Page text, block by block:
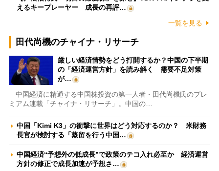
えるキープレーヤー 成長の再評…
一覧を見る
田代尚機のチャイナ・リサーチ
厳しい経済情勢をどう打開するか？中国の下半期
の「経済運営方針」を読み解く 需要不足対策
が…
中国経済に精通する中国株投資の第一人者・田代尚機氏のプレ
ミアム連載「チャイナ・リサーチ」。中国の…
中国「Kimi K3」の衝撃に世界はどう対応するのか？ 米財務
長官が検討する「蒸留を行う中国…
中国経済“予想外の低成長”で政策のテコ入れ必至か 経済運営
方針の修正で成長加速が予想さ…